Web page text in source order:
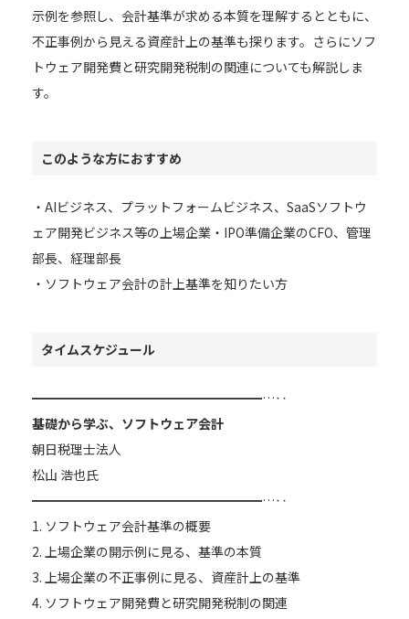
示例を参照し、会計基準が求める本質を理解するとともに、
不正事例から見える資産計上の基準も探ります。さらにソフ
トウェア開発費と研究開発税制の関連についても解説しま
す。
このような方におすすめ
・AIビジネス、プラットフォームビジネス、SaaSソフトウ
ェア開発ビジネス等の上場企業・IPO準備企業のCFO、管理
部長、経理部長
・ソフトウェア会計の計上基準を知りたい方
タイムスケジュール
━━━━━━━━━━━━━━━━━━…‥
基礎から学ぶ、ソフトウェア会計
朝日税理士法人
松山 浩也氏
━━━━━━━━━━━━━━━━━━…‥
1. ソフトウェア会計基準の概要
2. 上場企業の開示例に見る、基準の本質
3. 上場企業の不正事例に見る、資産計上の基準
4. ソフトウェア開発費と研究開発税制の関連